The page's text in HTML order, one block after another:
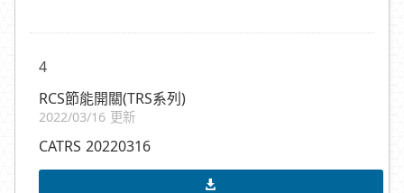
4
RCS節能開關(TRS系列)
2022/03/16 更新
CATRS 20220316